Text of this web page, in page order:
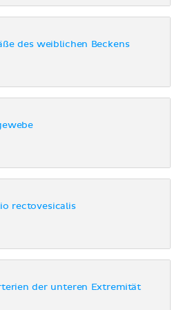
des weiblichen Beckens
rectovesicalis
der unteren Extremität